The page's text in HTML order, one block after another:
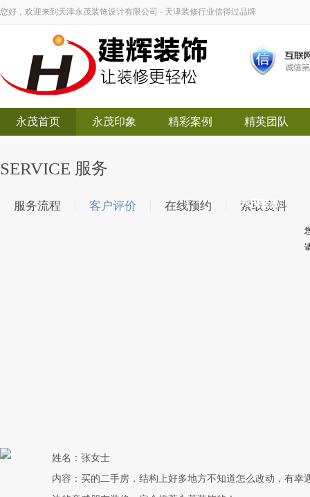
您好，欢迎来到天津永茂装饰设计有限公司 - 天津装修行业信得过品牌
永茂首页 永茂印象 精彩案例 精英团队
SERVICE 服务
服务流程 客户评价 在线预约 索取资料
姓名：张女士
内容：买的二手房，结构上好多地方不知道怎么改动，有
永茂装饰